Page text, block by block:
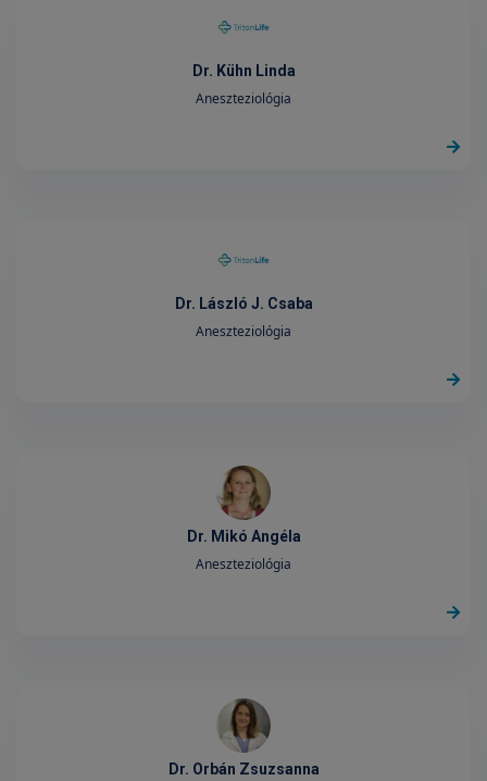
Dr. Kühn Linda
Aneszteziológia
Dr. László J. Csaba
Aneszteziológia
Dr. Mikó Angéla
Aneszteziológia
Dr. Orbán Zsuzsanna